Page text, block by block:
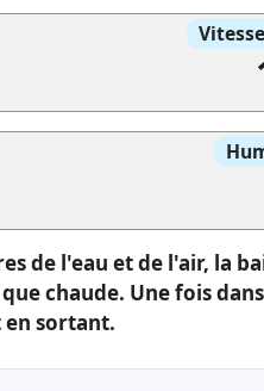
de l'eau et de l'air, la
chaude. Une fois
sortant.